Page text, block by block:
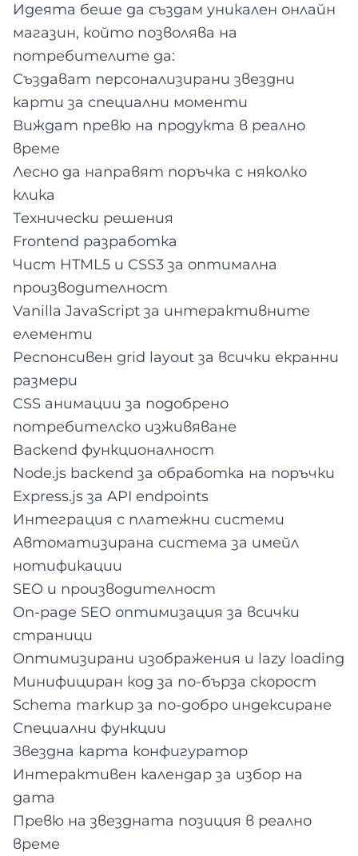
Идеята беше да създам уникален онлайн
магазин, който позволява на
потребителите да:
Създават персонализирани звездни
карти за специални моменти
Виждат превю на продукта в реално
време
Лесно да направят поръчка с няколко
клика
Технически решения
Frontend разработка
Чист HTML5 и CSS3 за оптимална
производителност
Vanilla JavaScript за интерактивните
елементи
Респонсивен grid layout за всички екранни
размери
CSS анимации за подобрено
потребителско изживяване
Backend функционалност
Node.js backend за обработка на поръчки
Express.js за API endpoints
Интеграция с платежни системи
Автоматизирана система за имейл
нотификации
SEO и производителност
On-page SEO оптимизация за всички
страници
Оптимизирани изображения и lazy loading
Минифициран код за по-бърза скорост
Schema markup за по-добро индексиране
Специални функции
Звездна карта конфигуратор
Интерактивен календар за избор на
дата
Превю на звездната позиция в реално
време